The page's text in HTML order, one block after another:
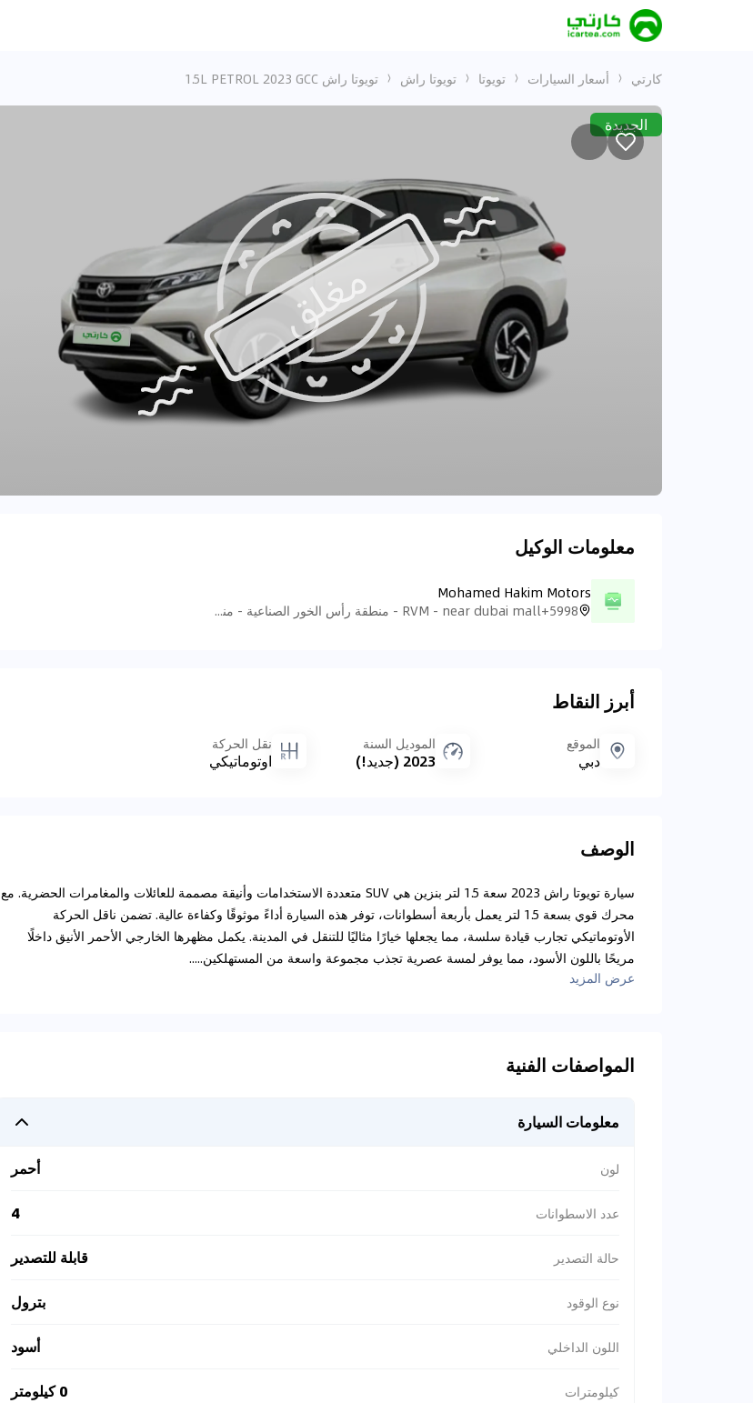
كارتي أسعار السيارات تويوتا تويوتا راش تويوتا راش 1.5L PETROL 2023 GCC
الجديدة
معلومات الوكيل
Mohamed Hakim Motors
5998+RVM - near dubai mall - منطقة رأس الخور الصناعية - منطقة رأس الخور الصناعية - ٣ - دبي - الإمارات العربية المتحدة
أبرز النقاط
الموقع
دبي
الموديل السنة
2023 (جديد!)
نقل الحركة
اوتوماتيكي
الوصف
سيارة تويوتا راش 2023 سعة 1.5 لتر بنزين هي SUV متعددة الاستخدامات وأنيقة مصممة للعائلات والمغامرات الحضرية. مع
محرك قوي بسعة 1.5 لتر يعمل بأربعة أسطوانات، توفر هذه السيارة أداءً موثوقًا وكفاءة عالية. تضمن ناقل الحركة
الأوتوماتيكي تجارب قيادة سلسة، مما يجعلها خيارًا مثاليًا للتنقل في المدينة. يكمل مظهرها الخارجي الأحمر الأنيق داخلًا
مريحًا باللون الأسود، مما يوفر لمسة عصرية تجذب مجموعة واسعة من المستهلكين.....
عرض المزيد
المواصفات الفنية
معلومات السيارة
لون أحمر
عدد الاسطوانات 4
حالة التصدير قابلة للتصدير
نوع الوقود بترول
اللون الداخلي أسود
كيلومترات 0 كيلومتر